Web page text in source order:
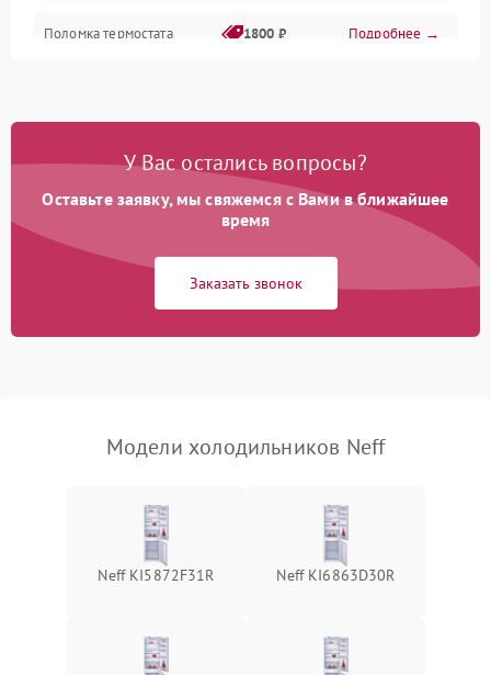
Поломка термостата 1800 ₽ Подробнее →
Образование конденсата
1800 ₽ Подробнее →
Сбой в работе инвертора
работе
2000 ₽ Подробнее →
У Вас остались вопросы?
Оставьте заявку, мы свяжемся с Вами в ближайшее
время
Заказать звонок
Модели холодильников Neff
Neff KI5872F31R Neff KI6863D30R